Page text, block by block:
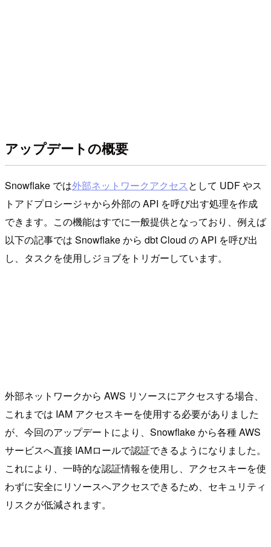
アップデートの概要
Snowflake では外部ネットワークアクセスとして UDF やス
トアドプロシージャから外部の API を呼び出す処理を作成
できます。この機能はすでに一般提供となっており、例えば
以下の記事では Snowflake から dbt Cloud の API を呼び出
し、タスクを使用しジョブをトリガーしています。
外部ネットワークから AWS リソースにアクセスする場合、
これまでは IAM アクセスキーを使用する必要がありました
が、今回のアップデートにより、Snowflake から各種 AWS
サービスへ直接 IAMロールで認証できるようになりました。
これにより、一時的な認証情報を使用し、アクセスキーを使
わずに安全にリソースへアクセスできるため、セキュリティ
リスクが低減されます。